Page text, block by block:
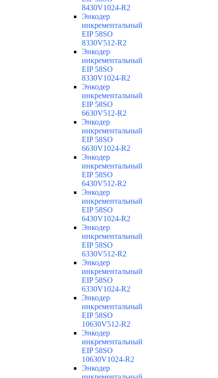
8430V1024-R2
Энкодер
инкрементальный
EIP 58SO
8330V512-R2
Энкодер
инкрементальный
EIP 58SO
8330V1024-R2
Энкодер
инкрементальный
EIP 58SO
6630V512-R2
Энкодер
инкрементальный
EIP 58SO
6630V1024-R2
Энкодер
инкрементальный
EIP 58SO
6430V512-R2
Энкодер
инкрементальный
EIP 58SO
6430V1024-R2
Энкодер
инкрементальный
EIP 58SO
6330V512-R2
Энкодер
инкрементальный
EIP 58SO
6330V1024-R2
Энкодер
инкрементальный
EIP 58SO
10630V512-R2
Энкодер
инкрементальный
EIP 58SO
10630V1024-R2
Энкодер